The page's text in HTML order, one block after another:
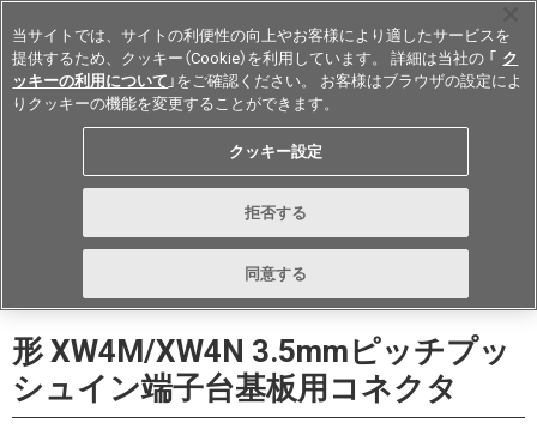
Japan
お問い合わせ
形 XW4M/XW4N 3.5mmピッチプッ
シュイン端子台基板用コネクタ
当サイトでは、サイトの利便性の向上やお客様により適したサービスを
提供するため、クッキー（Cookie）を利用しています。 詳細は当社の 「 ク
ッキーの利用について 」をご確認ください。 お客様はブラウザの設定によ
りクッキーの機能を変更することができます。
クッキー設定
拒否する
同意する